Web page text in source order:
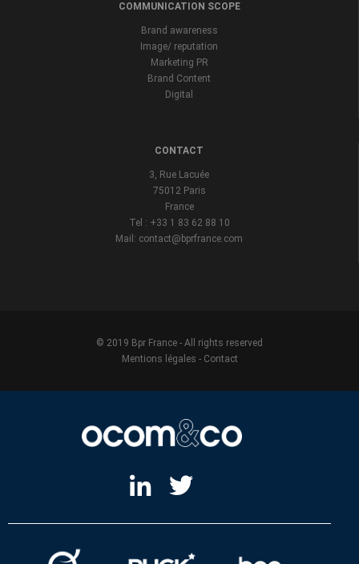
COMMUNICATION SCOPE
Brand awareness
Image/ reputation
Marketing PR
Brand Content
Digital
CONTACT
3, Rue Lacuée
75012 Paris
France
Tel : +33 1 83 62 88 10
Mail: contact@bprfrance.com
© 2019 Bpr France - All rights reserved
Mentions légales - Contact